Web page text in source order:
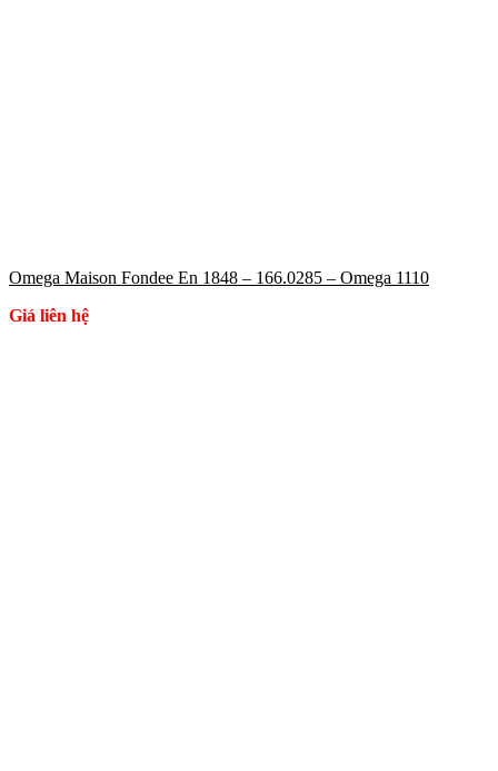
Omega Maison Fondee En 1848 – 166.0285 – Omega 1110
Giá liên hệ